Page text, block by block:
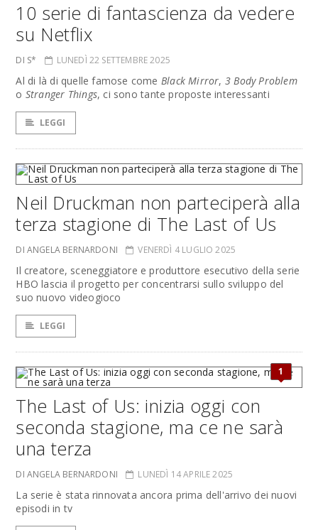
10 serie di fantascienza da vedere
su Netflix
DI S* LUNEDÌ 22 SETTEMBRE 2025
Al di là di quelle famose come Black Mirror, 3 Body Problem
o Stranger Things, ci sono tante proposte interessanti
LEGGI
Neil Druckman non parteciperà alla
terza stagione di The Last of Us
DI ANGELA BERNARDONI VENERDÌ 4 LUGLIO 2025
Il creatore, sceneggiatore e produttore esecutivo della serie
HBO lascia il progetto per concentrarsi sullo sviluppo del
suo nuovo videogioco
LEGGI
1
The Last of Us: inizia oggi con
seconda stagione, ma ce ne sarà
una terza
DI ANGELA BERNARDONI LUNEDÌ 14 APRILE 2025
La serie è stata rinnovata ancora prima dell'arrivo dei nuovi
episodi in tv